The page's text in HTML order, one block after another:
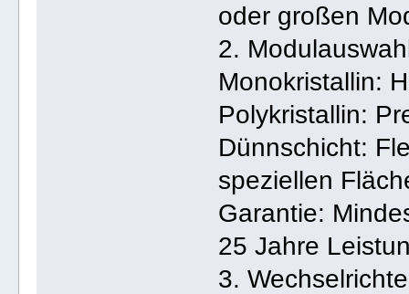
oder großen
2.
Monokristallin:
Polykristallin:
Dünnschicht:
speziellen
Garantie:
25 Jahre
3.